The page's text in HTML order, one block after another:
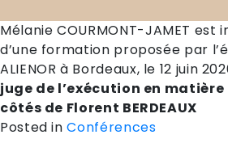
Mélanie COURMONT-JAMET est
d’une formation proposée par
ALIENOR à Bordeaux, le 12 juin
juge de l’exécution en
côtés de Florent BERDEAUX
Posted inConférences